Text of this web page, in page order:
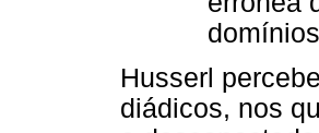
Husserl
diádicos, nos